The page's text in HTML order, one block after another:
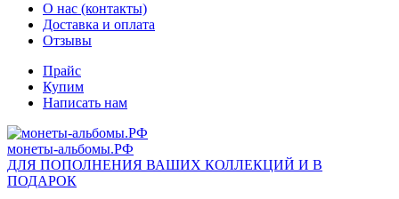
О нас (контакты)
Доставка и оплата
Отзывы
Прайс
Купим
Написать нам
монеты-альбомы.РФ
ДЛЯ ПОПОЛНЕНИЯ ВАШИХ КОЛЛЕКЦИЙ И В
ПОДАРОК